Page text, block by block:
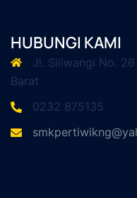
HUBUNGI KAMI
Jl. Siliwangi No.
Barat
0232 875135